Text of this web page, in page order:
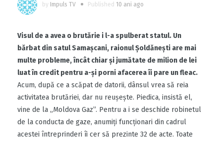
afacerea
0
Să ne fiți sănătoși
1
by Impuls TV Published 10 ani ago
Visul de a avea o brutărie i l-a spulberat statul. Un
bărbat din satul Samaşcani, raionul Şoldăneşti are mai
multe probleme, încât chiar şi jumătate de milion de lei
luat în credit pentru a-şi porni afacerea îi pare un fleac.
Acum, după ce a scăpat de datorii, dânsul vrea să reia
activitatea brutăriei, dar nu reuşeşte. Piedica, insistă el,
vine de la „Moldova Gaz”. Pentru a i se deschide robinetul
de la conducta de gaze, anumiţi funcţionari din cadrul
acestei întreprinderi îi cer să prezinte 32 de acte. Toate